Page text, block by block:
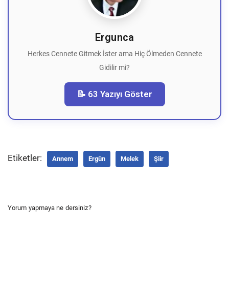
Ergunca
Herkes Cennete Gitmek İster ama Hiç Ölmeden Cennete
Gidilir mi?
📝 63 Yazıyı Göster
Etiketler: Annem Ergün Melek Şiir
Yorum yapmaya ne dersiniz?